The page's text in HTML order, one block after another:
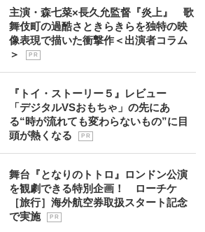
主演・森七菜×長久允監督『炎上』 歌
舞伎町の過酷さときらきらを独特の映
像表現で描いた衝撃作＜出演者コラム
＞
P R
『トイ・ストーリー５』レビュー
「デジタルVSおもちゃ」の先にあ
る“時が流れても変わらないもの”に目
頭が熱くなる
P R
舞台『となりのトトロ』ロンドン公演
を観劇できる特別企画！ ローチケ
［旅行］海外航空券取扱スタート記念
で実施
P R